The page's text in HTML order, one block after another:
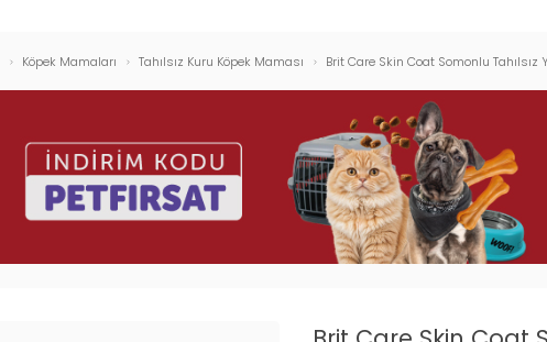
Köpek Mamaları Tahılsız Kuru Köpek Maması Brit Care Skin Coat Somonlu Tahılsız